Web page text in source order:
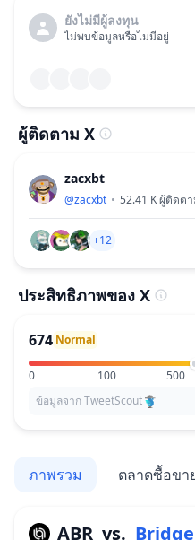
ยังไม่มีผู้ลงทุน
ไม่พบข้อมูลหรือไม่มีอยู่
ผู้ติดตาม X
zacxbt
@zacxbt 52.41 Kผู้ติดต
+12
ประสิทธิภาพของ X
674 Normal
0 100 500
ข้อมูลจาก TweetScout
ภาพรวม ตลาดซื้อขา
ABR vs.